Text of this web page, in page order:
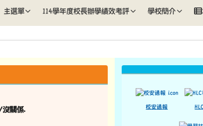
學歡迎您
主選單 114學年度校長辦學績效考評 學校簡介
關係.
上中區域內
校安通報